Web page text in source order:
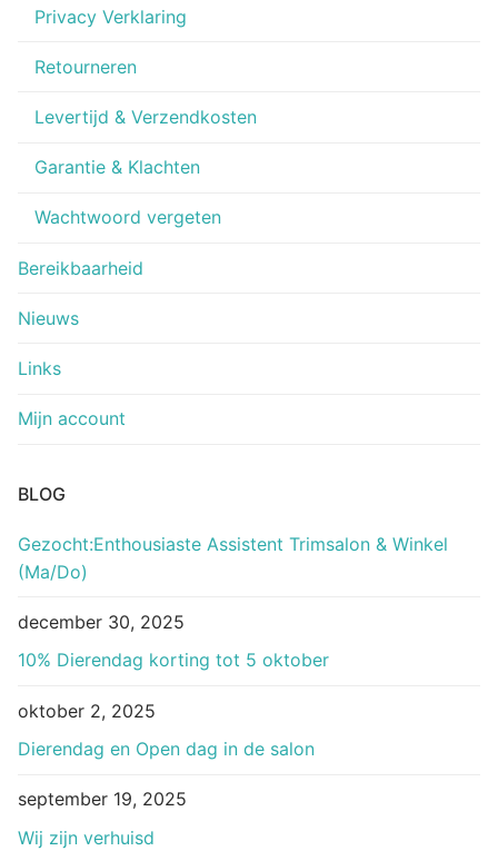
Privacy Verklaring
Retourneren
Levertijd & Verzendkosten
Garantie & Klachten
Wachtwoord vergeten
Bereikbaarheid
Nieuws
Links
Mijn account
BLOG
Gezocht:Enthousiaste Assistent Trimsalon & Winkel
(Ma/Do)
december 30, 2025
10% Dierendag korting tot 5 oktober
oktober 2, 2025
Dierendag en Open dag in de salon
september 19, 2025
Wij zijn verhuisd